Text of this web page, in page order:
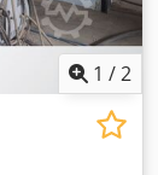
1 /2